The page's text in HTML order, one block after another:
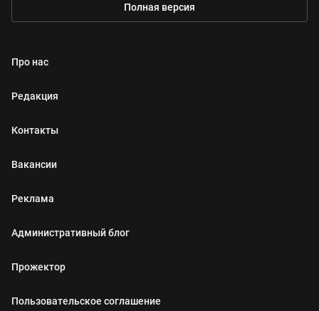
Полная версия
Про нас
Редакция
Контакты
Вакансии
Реклама
Административный блог
Прожектор
Пользовательское соглашение